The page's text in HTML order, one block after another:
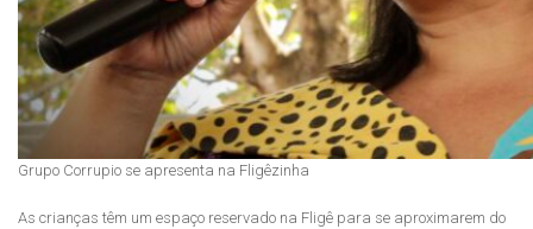
Grupo Corrupio se apresenta na Fligêzinha
As crianças têm um espaço reservado na Fligê para se aproximarem do